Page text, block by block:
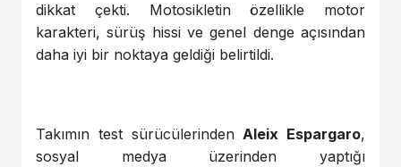
dikkat çekti. Motosikletin özellikle motor
karakteri, sürüş hissi ve genel denge açısından
daha iyi bir noktaya geldiği belirtildi.
Takımın test sürücülerindenAleix Espargaro,
sosyal medya üzerinden yaptığı